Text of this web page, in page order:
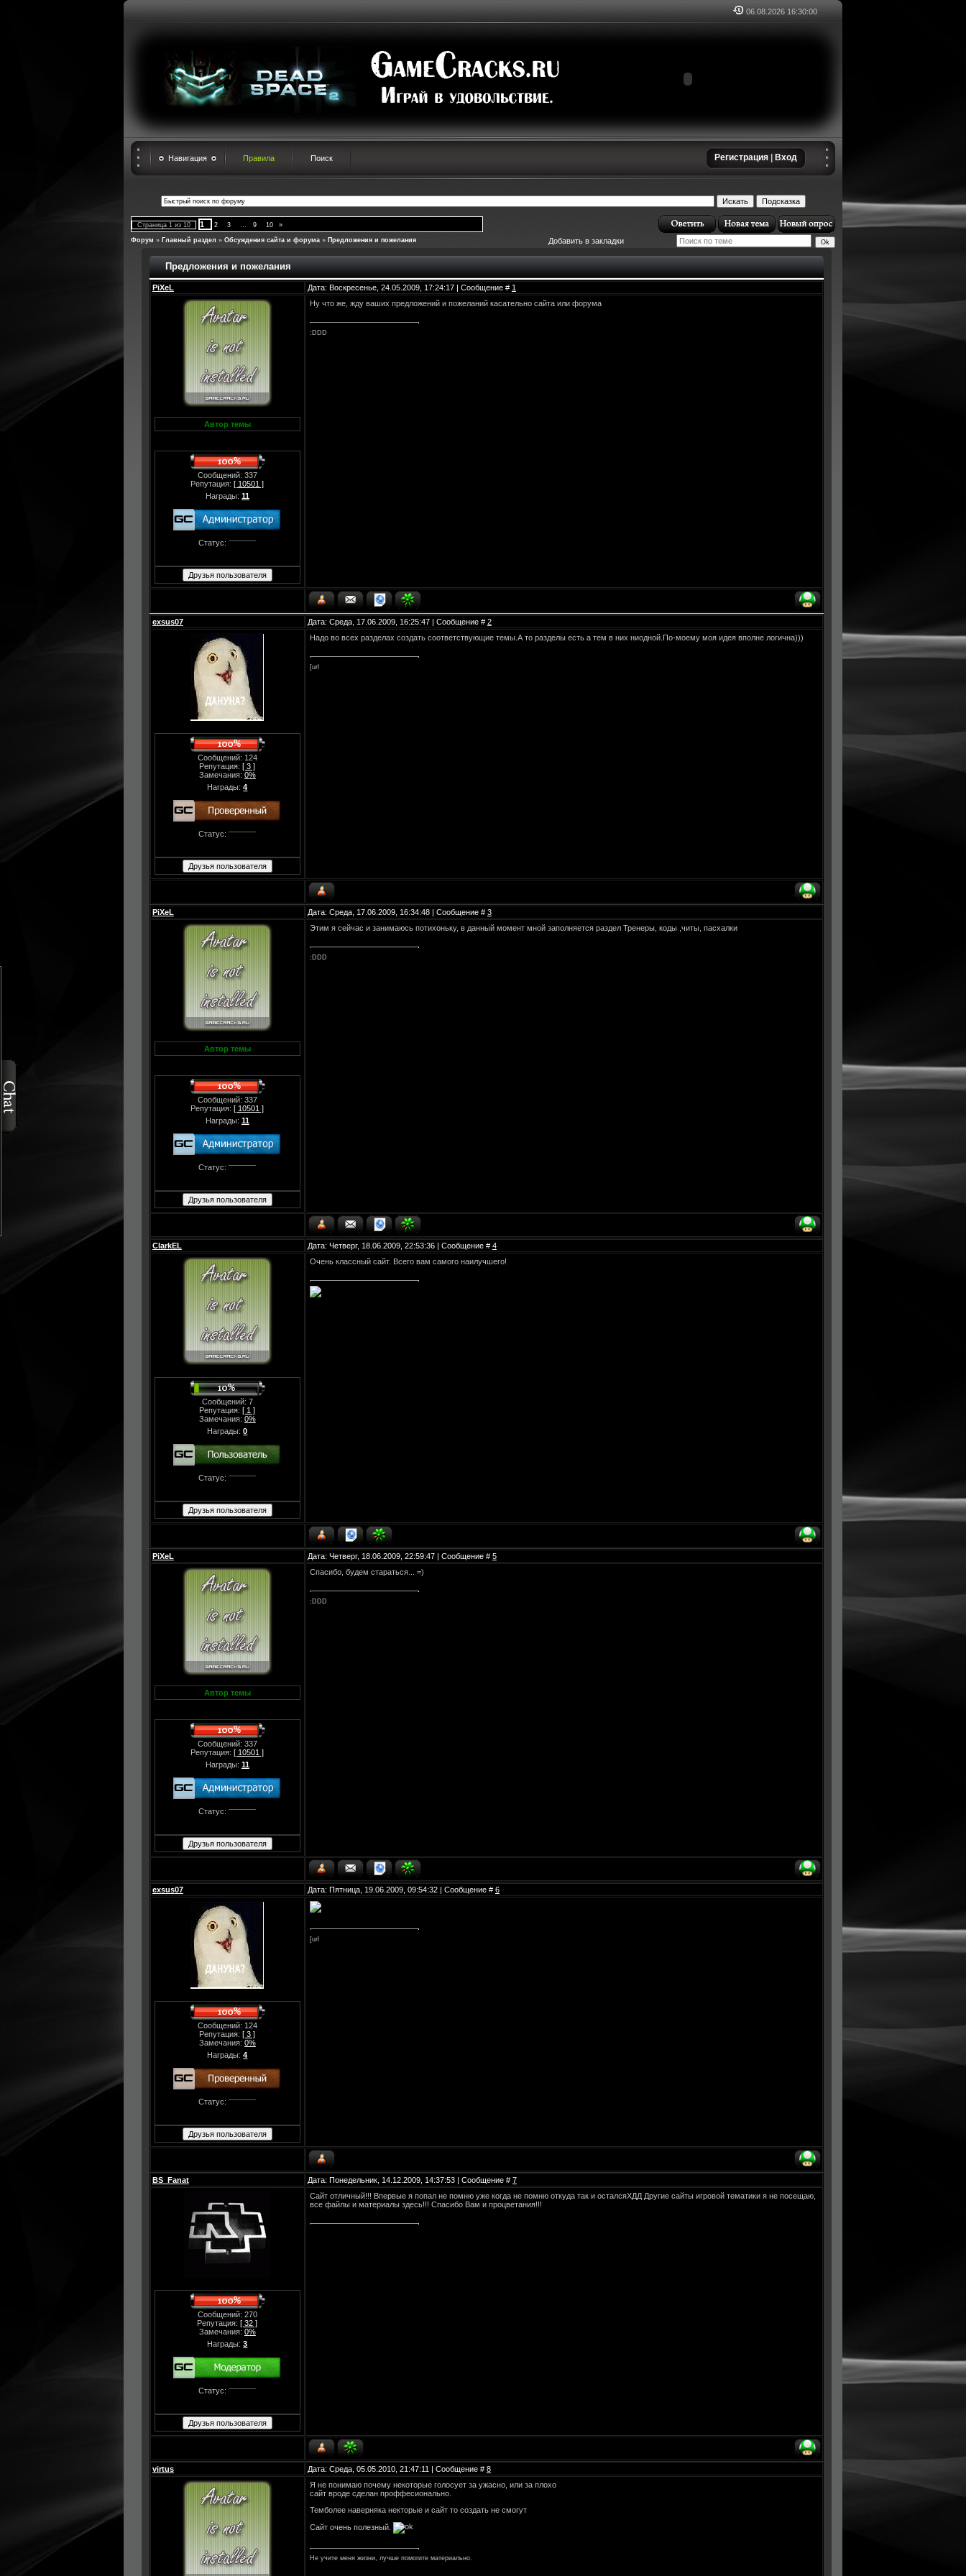
06.08.2026 16:30:01
Навигация Правила Поиск Регистрация Вход
Страница 1 из 10 1 2 3 … 9 10 »
Форум » Главный раздел » Обсуждения сайта и форума » Предложения и пожелания Добавить в закладки
Предложения и пожелания
PiXeL Дата: Воскресенье, 24.05.2009, 17:24:17 | Сообщение # 1
Автор темы
Сообщений: 337
Репутация: [ 10501 ]
Награды: 11
Статус:
Ну что же, жду ваших предложений и пожеланий касательно сайта или форума
:DDD
exsus07 Дата: Среда, 17.06.2009, 16:25:47 | Сообщение # 2
Сообщений: 124
Репутация: [ 3 ]
Замечания: 0%
Награды:4
Статус:
Надо во всех разделах создать соответствующие темы.А то разделы есть а тем в них ниодной.По-моему моя идея вполне логична)))
[url
PiXeL Дата: Среда, 17.06.2009, 16:34:48 | Сообщение # 3
Автор темы
Сообщений: 337
Репутация: [ 10501 ]
Награды: 11
Статус:
Этим я сейчас и занимаюсь потихоньку, в данный момент мной заполняется раздел Тренеры, коды ,читы, пасхалки
:DDD
ClarkEL Дата: Четверг, 18.06.2009, 22:53:36 | Сообщение # 4
Сообщений: 7
Репутация: [ 1 ]
Замечания: 0%
Награды:0
Статус:
Очень классный сайт. Всего вам самого наилучшего!
PiXeL Дата: Четверг, 18.06.2009, 22:59:47 | Сообщение # 5
Автор темы
Сообщений: 337
Репутация: [ 10501 ]
Награды: 11
Статус:
Спасибо, будем стараться... =)
:DDD
exsus07 Дата: Пятница, 19.06.2009, 09:54:32 | Сообщение # 6
Сообщений: 124
Репутация: [ 3 ]
Замечания: 0%
Награды:4
Статус:
[url
BS_Fanat Дата: Понедельник, 14.12.2009, 14:37:53 | Сообщение # 7
Сообщений: 270
Репутация: [ 32 ]
Замечания: 0%
Награды:3
Статус:
Сайт отличный!!! Впервые я попал не помню уже когда не помню откуда так и осталсяХДД Другие сайты игровой тематики я не посещаю,
все файлы и материалы здесь!!! Спасибо Вам и процветания!!!
virtus Дата: Среда, 05.05.2010, 21:47:11 | Сообщение # 8
Я не понимаю почему некоторые голосует за ужасно, или за плохо
сайт вроде сделан проффесионально.
Темболее наверняка некторые и сайт то создать не смогут
Сайт очень полезный.
Не учите меня жизни, лучше помогите материально.